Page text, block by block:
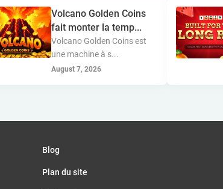
Volcano Golden Coins
fait monter la temp...
Volcano Golden Coins est
une machine à s...
August 7, 2026
Blog
Plan du site